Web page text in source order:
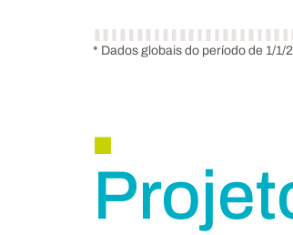
* Dados globais do período de 1/1/
.